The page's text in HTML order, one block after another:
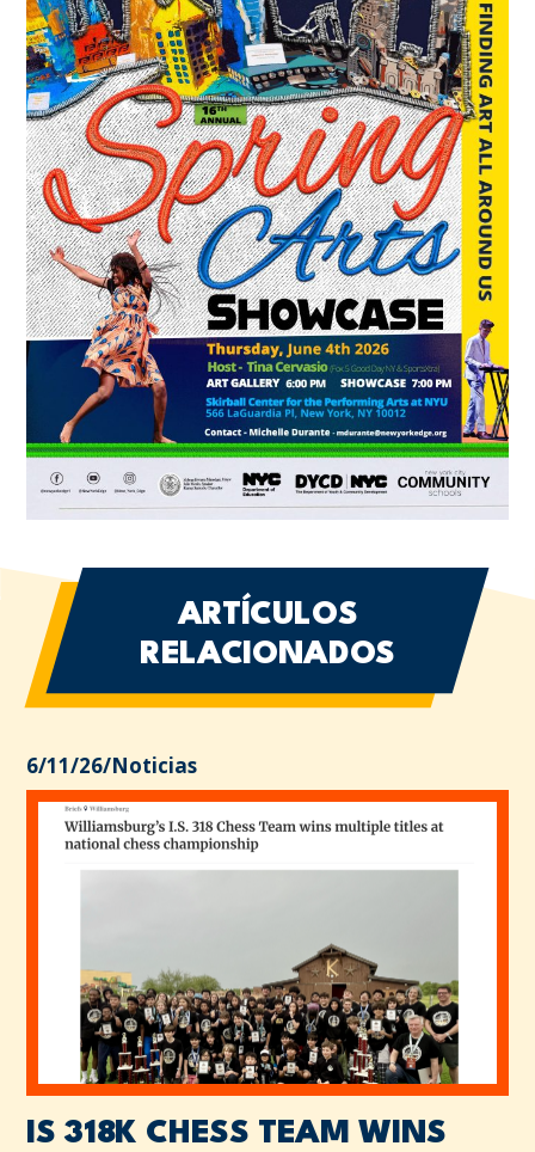
ARTÍCULOS
RELACIONADOS
6/11/26/Noticias
IS 318K CHESS TEAM WINS